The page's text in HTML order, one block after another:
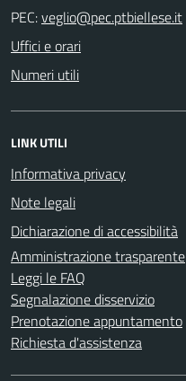
PEC:
Uffici e orari
Numeri utili
LINK UTILI
Informativa privacy
Note legali
Dichiarazione di accessibilità
Amministrazione trasparente
Leggi le FAQ
Segnalazione disservizio
Prenotazione appuntamento
Richiesta d'assistenza